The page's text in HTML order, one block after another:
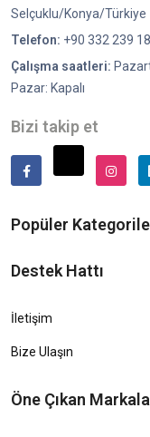
Selçuklu/Konya/Türkiye
Telefon: +90 332 239
Çalışma saatleri:
Pazar: Kapalı
Bizi takip et
Popüler
Destek Hattı
İletişim
Bize Ulaşın
Öne Çıkan